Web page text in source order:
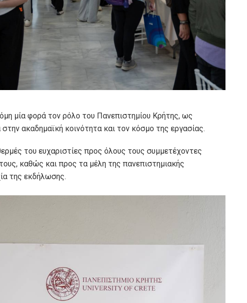
μία φορά τον ρόλο του Πανεπιστημίου Κρήτης, ως
ακαδημαϊκή κοινότητα και τον κόσμο της εργασίας.
του ευχαριστίες προς όλους τους συμμετέχοντες
καθώς και προς τα μέλη της πανεπιστημιακής
της εκδήλωσης.